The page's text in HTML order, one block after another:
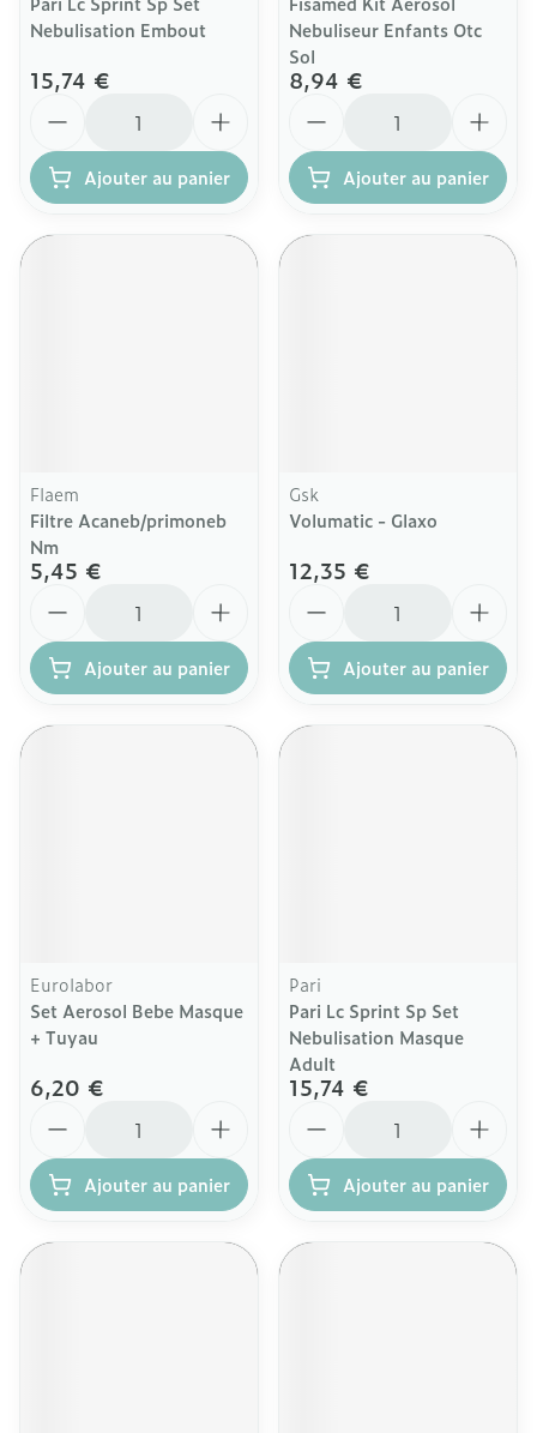
Nebulisation Embout
15,74 €
Ajouter au panier
Nebuliseur Enfants Otc
Sol
8,94 €
Ajouter au panier
Flaem
Filtre Acaneb/primoneb
Nm
5,45 €
Ajouter au panier
Gsk
Volumatic - Glaxo
12,35 €
Ajouter au panier
Eurolabor
Set Aerosol Bebe Masque
+ Tuyau
6,20 €
Ajouter au panier
Pari
Pari Lc Sprint Sp Set
Nebulisation Masque
Adult
15,74 €
Ajouter au panier